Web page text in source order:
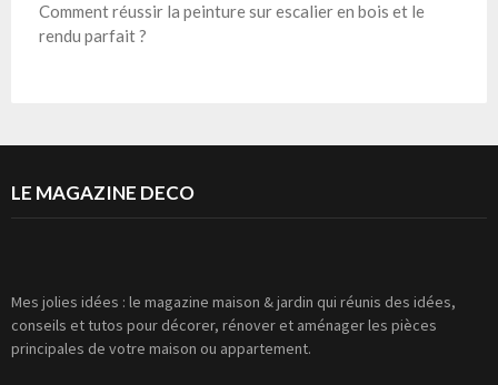
Comment réussir la peinture sur escalier en bois et le
rendu parfait ?
LE MAGAZINE DECO
Mes jolies idées : le magazine maison & jardin qui réunis des idées,
conseils et tutos pour décorer, rénover et aménager les pièces
principales de votre maison ou appartement.